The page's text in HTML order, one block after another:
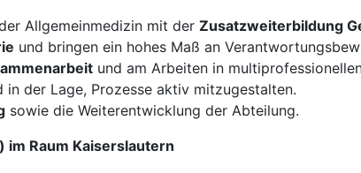
Allgemeinmedizin mit der Zusatzweiterbildung
und bringen ein hohes Maß an
und am Arbeiten in
in der Lage, Prozesse aktiv mitzugestalten.
sowie die Weiterentwicklung der Abteilung.
Raum Kaiserslautern